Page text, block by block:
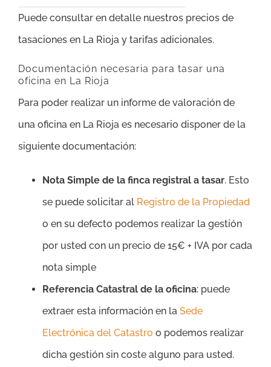
Puede consultar en detalle nuestros precios de
tasaciones en La Rioja y tarifas adicionales.
Documentación necesaria para tasar una
oficina en La Rioja
Para poder realizar un informe de valoración de
una oficina en La Rioja es necesario disponer de la
siguiente documentación:
Nota Simple de la finca registral a tasar. Esto
se puede solicitar al Registro de la Propiedad
o en su defecto podemos realizar la gestión
por usted con un precio de 15€ + IVA por cada
nota simple
Referencia Catastral de la oficina: puede
extraer esta información en la Sede
Electrónica del Catastro o podemos realizar
dicha gestión sin coste alguno para usted.